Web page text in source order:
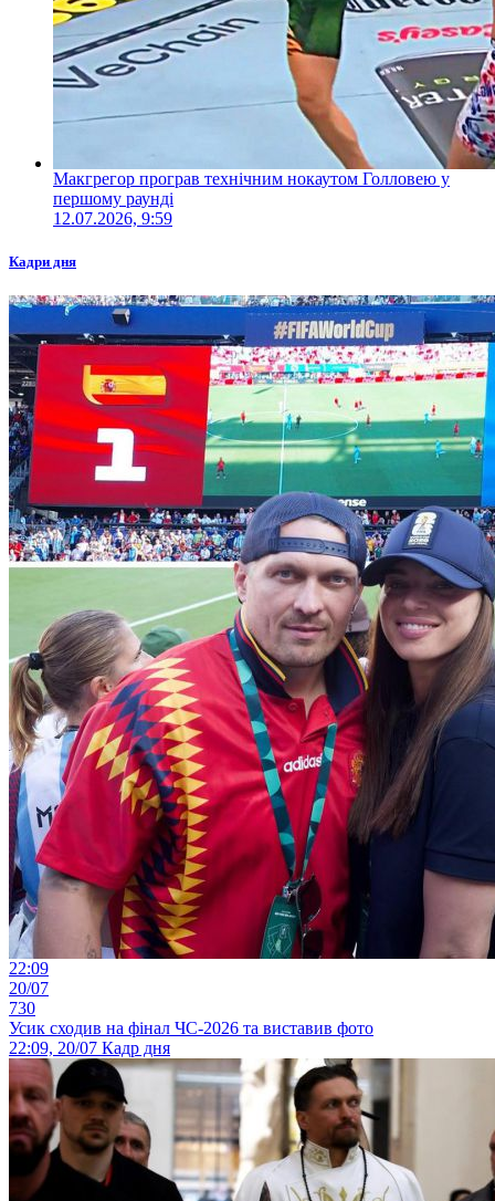
Макгрегор програв технічним нокаутом Голловею у
першому раунді
12.07.2026, 9:59
Кадри дня
22:09
20/07
730
Усик сходив на фінал ЧС-2026 та виставив фото
22:09, 20/07 Кадр дня